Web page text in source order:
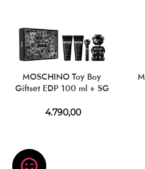
MOSCHINO Toy Boy
Giftset EDP 100 ml + SG
10 ml
4.790,00